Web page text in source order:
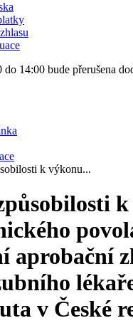
14:00 bude přerušena
k výkonu...
aprobační
v České